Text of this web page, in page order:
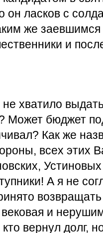
он ласков с
же
и
хватило
Может бюджет
Как же
всех этих
А я не
и
вернул долг,